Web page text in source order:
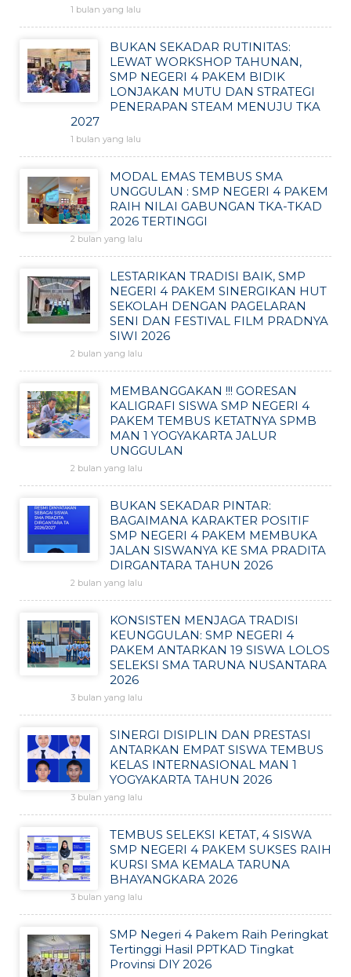
1 bulan yang lalu
BUKAN SEKADAR RUTINITAS:
LEWAT WORKSHOP TAHUNAN,
SMP NEGERI 4 PAKEM BIDIK
LONJAKAN MUTU DAN STRATEGI
PENERAPAN STEAM MENUJU TKA
2027
1 bulan yang lalu
MODAL EMAS TEMBUS SMA
UNGGULAN : SMP NEGERI 4 PAKEM
RAIH NILAI GABUNGAN TKA-TKAD
2026 TERTINGGI
2 bulan yang lalu
LESTARIKAN TRADISI BAIK, SMP
NEGERI 4 PAKEM SINERGIKAN HUT
SEKOLAH DENGAN PAGELARAN
SENI DAN FESTIVAL FILM PRADNYA
SIWI 2026
2 bulan yang lalu
MEMBANGGAKAN !!! GORESAN
KALIGRAFI SISWA SMP NEGERI 4
PAKEM TEMBUS KETATNYA SPMB
MAN 1 YOGYAKARTA JALUR
UNGGULAN
2 bulan yang lalu
BUKAN SEKADAR PINTAR:
BAGAIMANA KARAKTER POSITIF
SMP NEGERI 4 PAKEM MEMBUKA
JALAN SISWANYA KE SMA PRADITA
DIRGANTARA TAHUN 2026
2 bulan yang lalu
KONSISTEN MENJAGA TRADISI
KEUNGGULAN: SMP NEGERI 4
PAKEM ANTARKAN 19 SISWA LOLOS
SELEKSI SMA TARUNA NUSANTARA
2026
3 bulan yang lalu
SINERGI DISIPLIN DAN PRESTASI
ANTARKAN EMPAT SISWA TEMBUS
KELAS INTERNASIONAL MAN 1
YOGYAKARTA TAHUN 2026
3 bulan yang lalu
TEMBUS SELEKSI KETAT, 4 SISWA
SMP NEGERI 4 PAKEM SUKSES RAIH
KURSI SMA KEMALA TARUNA
BHAYANGKARA 2026
3 bulan yang lalu
SMP Negeri 4 Pakem Raih Peringkat
Tertinggi Hasil PPTKAD Tingkat
Provinsi DIY 2026